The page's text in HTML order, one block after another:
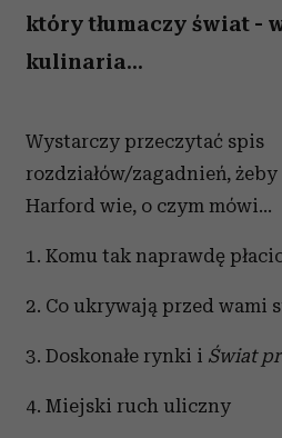
który tłumaczy świat -
kulinaria...
Wystarczy przeczytać spis
rozdziałów/zagadnień,
Harford wie, o czym mówi...
1. Komu tak naprawdę
2. Co ukrywają przed wami
3. Doskonałe rynki i Świat
4. Miejski ruch uliczny